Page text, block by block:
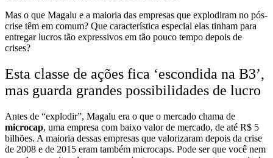
Mas o que Magalu e a maioria das empresas que explodiram no pós-
crise têm em comum? Que característica especial elas tinham para
entregar lucros tão expressivos em tão pouco tempo depois de
crises?
Esta classe de ações fica ‘escondida na B3’,
mas guarda grandes possibilidades de lucro
Antes de “explodir”, Magalu era o que o mercado chama de
microcap, uma empresa com baixo valor de mercado, de até R$ 5
bilhões. A maioria dessas empresas que valorizaram depois da crise
de 2008 e de 2015 eram também microcaps. Pode ser que você nem